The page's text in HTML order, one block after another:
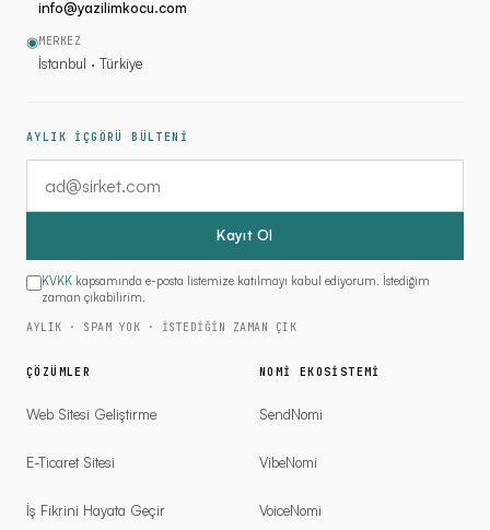
info@yazilimkocu.com
◉MERKEZ
İstanbul · Türkiye
AYLIK İÇGÖRÜ BÜLTENİ
Kayıt Ol
KVKK kapsamında e-posta listemize katılmayı kabul ediyorum. İstediğim
zaman çıkabilirim.
AYLIK · SPAM YOK · İSTEDIĞIN ZAMAN ÇIK
ÇÖZÜMLER
Web Sitesi Geliştirme
E-Ticaret Sitesi
İş Fikrini Hayata Geçir
NOMI EKOSISTEMI
SendNomi
VibeNomi
VoiceNomi